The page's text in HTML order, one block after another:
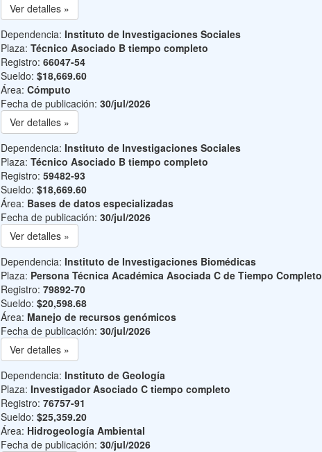
Ver detalles »
Dependencia: Instituto de Investigaciones Sociales
Plaza: Técnico Asociado B tiempo completo
Registro: 66047-54
Sueldo: $18,669.60
Área: Cómputo
Fecha de publicación: 30/jul/2026
Ver detalles »
Dependencia: Instituto de Investigaciones Sociales
Plaza: Técnico Asociado B tiempo completo
Registro: 59482-93
Sueldo: $18,669.60
Área: Bases de datos especializadas
Fecha de publicación: 30/jul/2026
Ver detalles »
Dependencia: Instituto de Investigaciones Biomédicas
Plaza: Persona Técnica Académica Asociada C de Tiempo Completo
Registro: 79892-70
Sueldo: $20,598.68
Área: Manejo de recursos genómicos
Fecha de publicación: 30/jul/2026
Ver detalles »
Dependencia: Instituto de Geología
Plaza: Investigador Asociado C tiempo completo
Registro: 76757-91
Sueldo: $25,359.20
Área: Hidrogeología Ambiental
Fecha de publicación: 30/jul/2026